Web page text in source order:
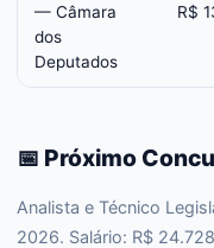
— Câmara
dos
Deputados
R$
📅 Próximo
Analista e Técnico
2026. Salário: R$